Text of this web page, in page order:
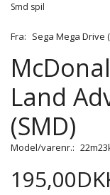
Smd spil
Fra: Sega Mega Drive
Land
(SMD)
Model/varenr.: